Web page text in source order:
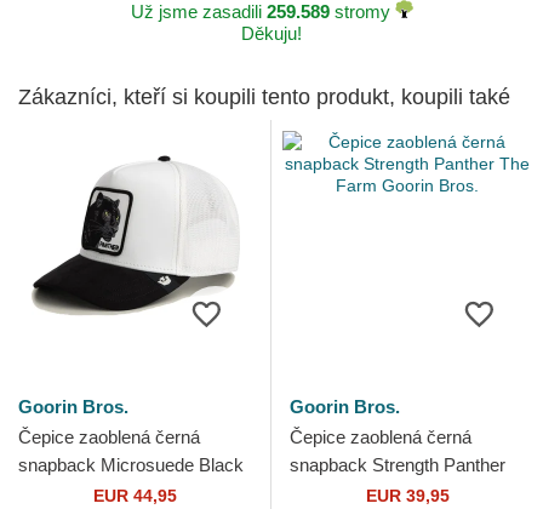
Už jsme zasadili 259.589stromy
Děkuju!
Zákazníci, kteří si koupili tento produkt, koupili také
Goorin Bros.
Čepice zaoblená černá
snapback Microsuede Black
Panther The Farm Goorin
EUR 44,95
Goorin Bros.
Čepice zaoblená černá
snapback Strength Panther
The Farm Goorin Bros.
EUR 39,95